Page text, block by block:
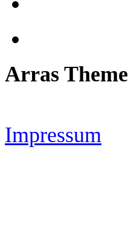
Arras Theme
Impressum